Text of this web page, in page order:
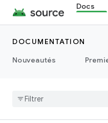
Docs
DOCUMENTATION
Nouveautés